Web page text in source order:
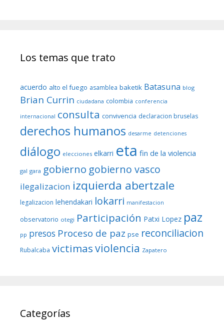
Los temas que trato
acuerdo alto el fuego asamblea baketik Batasuna blog
Brian Currin ciudadana colombia conferencia
internacional consulta convivencia declaracion bruselas
derechos humanos desarme detenciones
diálogo elecciones elkarri eta fin de la violencia
gal gara gobierno gobierno vasco
ilegalizacion izquierda abertzale
legalizacion lehendakari lokarri manifestacion
observatorio otegi Participación Patxi Lopez paz
pp presos Proceso de paz pse reconciliacion
Rubalcaba victimasviolencia Zapatero
Categorías